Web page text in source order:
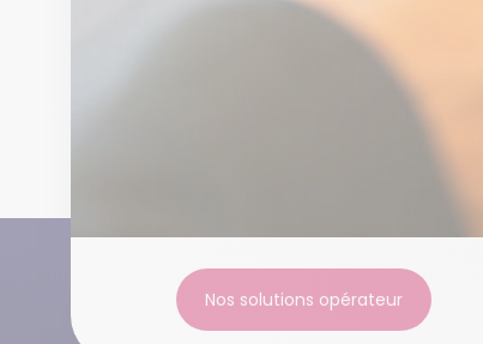
Nos solutions opérateur